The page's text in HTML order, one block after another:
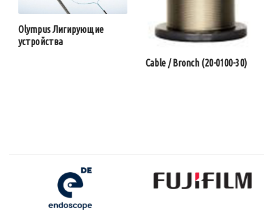
Olympus Лигирующие
устройства
Cable / Bronch (20-0100-30)